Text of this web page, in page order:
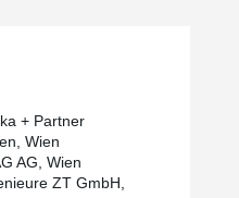
+ Partner
Wien
AG, Wien
ZT GmbH,